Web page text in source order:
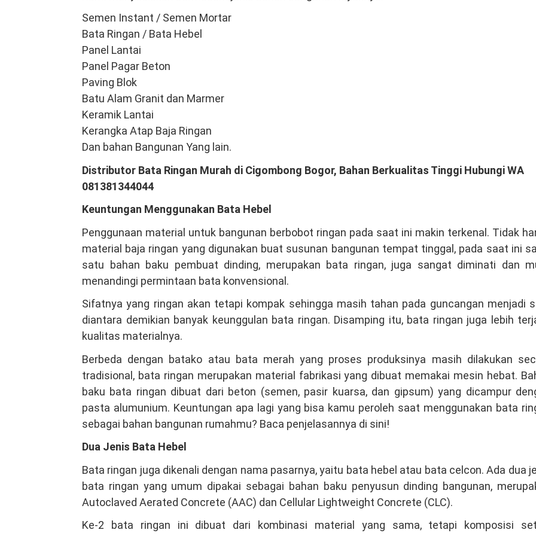
Semen Instant / Semen Mortar
Bata Ringan / Bata Hebel
Panel Lantai
Panel Pagar Beton
Paving Blok
Batu Alam Granit dan Marmer
Keramik Lantai
Kerangka Atap Baja Ringan
Dan bahan Bangunan Yang lain.
Distributor Bata Ringan Murah di Cigombong Bogor, Bahan Berkualitas Tinggi Hubungi WA
081381344044
Keuntungan Menggunakan Bata Hebel
Penggunaan material untuk bangunan berbobot ringan pada saat ini makin terkenal. Tidak
material baja ringan yang digunakan buat susunan bangunan tempat tinggal, pada saat ini
satu bahan baku pembuat dinding, merupakan bata ringan, juga sangat diminati dan
menandingi permintaan bata konvensional.
Sifatnya yang ringan akan tetapi kompak sehingga masih tahan pada guncangan menjadi
diantara demikian banyak keunggulan bata ringan. Disamping itu, bata ringan juga lebih
kualitas materialnya.
Berbeda dengan batako atau bata merah yang proses produksinya masih dilakukan
tradisional, bata ringan merupakan material fabrikasi yang dibuat memakai mesin hebat.
baku bata ringan dibuat dari beton (semen, pasir kuarsa, dan gipsum) yang dicampur
pasta alumunium. Keuntungan apa lagi yang bisa kamu peroleh saat menggunakan bata
sebagai bahan bangunan rumahmu? Baca penjelasannya di sini!
Dua Jenis Bata Hebel
Bata ringan juga dikenali dengan nama pasarnya, yaitu bata hebel atau bata celcon. Ada dua
bata ringan yang umum dipakai sebagai bahan baku penyusun dinding bangunan,
Autoclaved Aerated Concrete (AAC) dan Cellular Lightweight Concrete (CLC).
Ke-2 bata ringan ini dibuat dari kombinasi material yang sama, tetapi komposisi